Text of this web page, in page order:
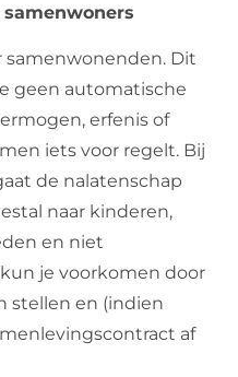
Dit
geen automatische
erfenis of
iets voor regelt. Bij
de nalatenschap
naar kinderen,
en niet
je voorkomen door
stellen en (indien
af